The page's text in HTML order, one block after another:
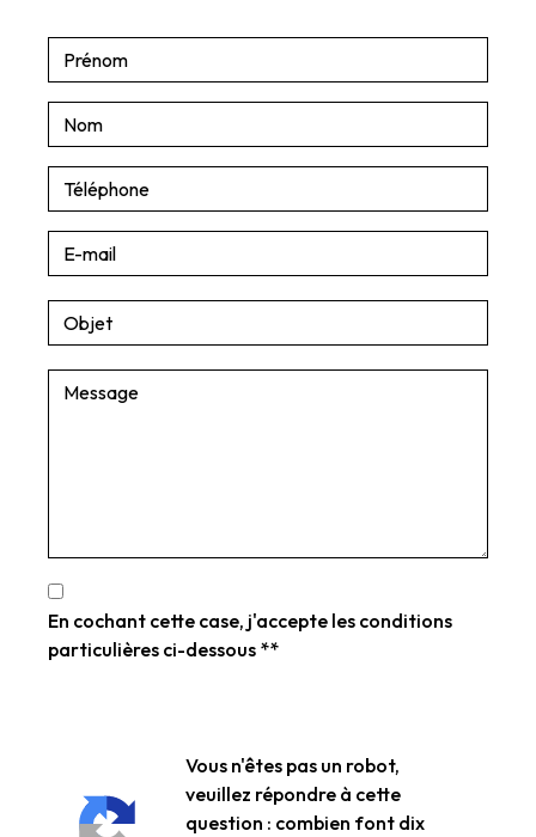
En cochant cette case, j'accepte les conditions
particulières ci-dessous **
Vous n'êtes pas un robot,
veuillez répondre à cette
question : combien font dix